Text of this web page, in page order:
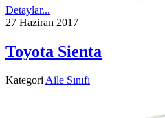
Detaylar...
27 Haziran 2017
Toyota Sienta
KategoriAile Sınıfı